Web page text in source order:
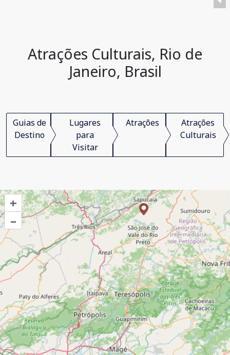
Atrações Culturais, Rio de
Janeiro, Brasil
Guias de
Destino
Lugares
para
Visitar
Atrações
Atrações
Culturais
+
–